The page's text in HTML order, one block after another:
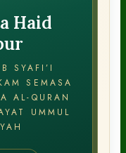
Haid
SYAFI’I
SEMASA
AL-QURAN
UMMUL